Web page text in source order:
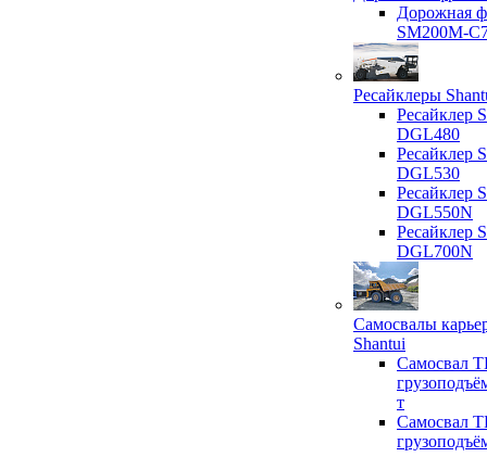
Дорожная
SM200M-
Ресайклеры
Ресайклер
DGL480
Ресайклер
DGL530
Ресайклер
DGL550N
Ресайклер
DGL700N
Самосвалы
Shantui
Самосвал
т
Самосвал